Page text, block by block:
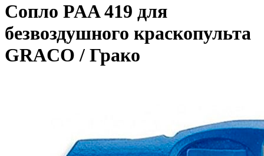
Сопло PAA 419 для
безвоздушного краскопульта
GRACO / Грако